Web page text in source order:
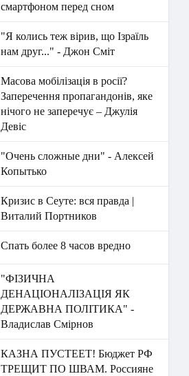
смартфоном перед сном
"Я колись теж вірив, що Ізраїль
нам друг..." - Джон Сміт
Масова мобілізація в росії?
Заперечення пропагандонів, яке
нічого не заперечує – Джулія
Девіс
"Очень сложные дни" - Алексей
Копытько
Кризис в Сеуте: вся правда |
Виталий Портников
Спать более 8 часов вредно
"ФІЗИЧНА
ДЕНАЦІОНАЛІЗАЦІЯ ЯК
ДЕРЖАВНА ПОЛІТИКА" -
Владислав Смірнов
КАЗНА ПУСТЕЕТ! Бюджет РФ
ТРЕЩИТ ПО ШВАМ. Россияне